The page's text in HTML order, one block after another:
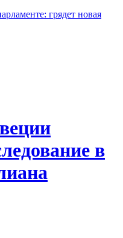
грядет новая
в